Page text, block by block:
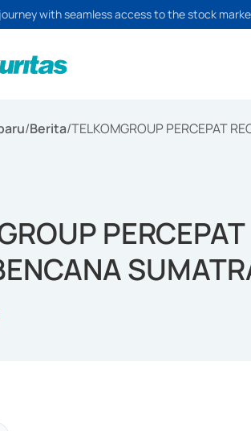
with seamless access to the stock
/Berita/TELKOMGROUP PERCEPAT